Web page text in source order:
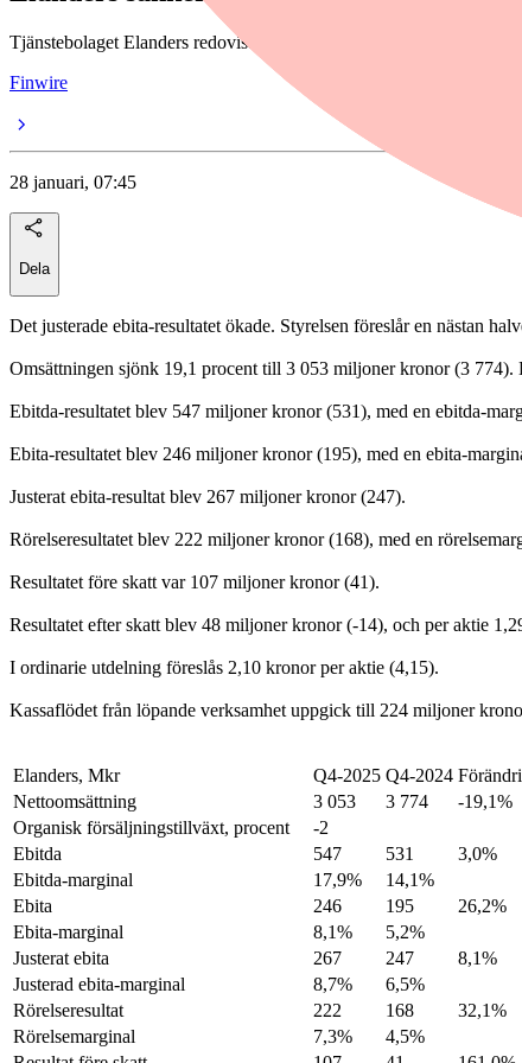
Tjänstebolaget Elanders redovisar minskad omsättning under fjärde
Finwire
28 januari, 07:45
Dela
Det justerade ebita-resultatet ökade. Styrelsen föreslår en nästan
Omsättningen sjönk 19,1 procent till 3 053 miljoner kronor (3
Ebitda-resultatet blev 547 miljoner kronor (531), med en ebitda-
Ebita-resultatet blev 246 miljoner kronor (195), med en ebita-
Justerat ebita-resultat blev 267 miljoner kronor (247).
Rörelseresultatet blev 222 miljoner kronor (168), med en
Resultatet före skatt var 107 miljoner kronor (41).
Resultatet efter skatt blev 48 miljoner kronor (-14), och per aktie
I ordinarie utdelning föreslås 2,10 kronor per aktie (4,15).
Kassaflödet från löpande verksamhet uppgick till 224 miljoner
Elanders, Mkr Q4-2025 Q4-2024
Nettoomsättning
3 053 3 774
-19,1%
Organisk försäljningstillväxt, procent
-2
Ebitda
547 531
3,0%
Ebitda-marginal
17,9%
14,1%
Ebita
246 195
26,2%
Ebita-marginal
8,1%
5,2%
Justerat ebita
267 247
8,1%
Justerad ebita-marginal
8,7%
6,5%
Rörelseresultat
222 168
32,1%
Rörelsemarginal
7,3%
4,5%